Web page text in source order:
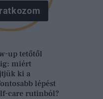
up tetőtől
miért
ki a
lépést
care rutinból?